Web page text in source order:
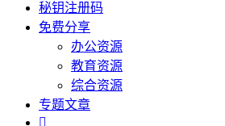
秘钥注册码
免费分享
办公资源
教育资源
综合资源
专题文章
